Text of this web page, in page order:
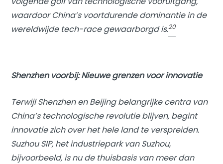
waardoor China’s voortdurende dominantie in de
wereldwijde tech-race gewaarborgd is.20
Shenzhen voorbij: Nieuwe grenzen voor innovatie
Terwijl Shenzhen en Beijing belangrijke centra van
China’s technologische revolutie blijven, begint
innovatie zich over het hele land te verspreiden.
Suzhou SIP, het industriepark van Suzhou,
bijvoorbeeld, is nu de thuisbasis van meer dan